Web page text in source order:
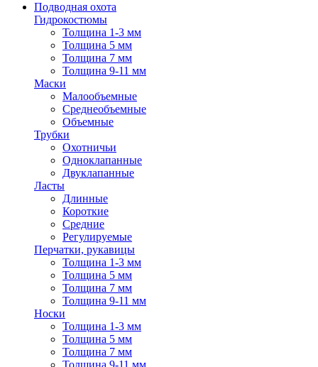
Подводная охота
Гидрокостюмы
Толщина 1-3 мм
Толщина 5 мм
Толщина 7 мм
Толщина 9-11 мм
Маски
Малообъемные
Среднеобъемные
Объемные
Трубки
Охотничьи
Одноклапанные
Двуклапанные
Ласты
Длинные
Короткие
Средние
Регулируемые
Перчатки, рукавицы
Толщина 1-3 мм
Толщина 5 мм
Толщина 7 мм
Толщина 9-11 мм
Носки
Толщина 1-3 мм
Толщина 5 мм
Толщина 7 мм
Толщина 9-11 мм